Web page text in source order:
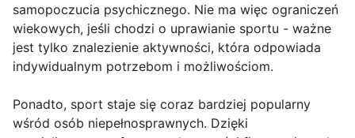
samopoczucia psychicznego. Nie ma więc ograniczeń
wiekowych, jeśli chodzi o uprawianie sportu - ważne
jest tylko znalezienie aktywności, która odpowiada
indywidualnym potrzebom i możliwościom.
Ponadto, sport staje się coraz bardziej popularny
wśród osób niepełnosprawnych. Dzięki